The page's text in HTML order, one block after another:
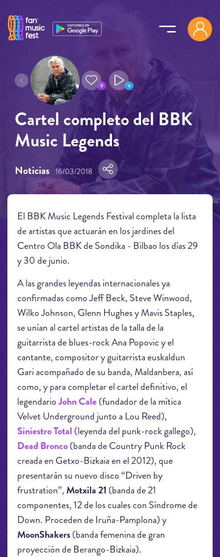
0 6
Noticias 16/03/2018
Cartel completo del BBK
Music Legends
El BBK Music Legends Festival completa la lista
de artistas que actuarán en los jardines del
Centro Ola BBK de Sondika - Bilbao los días 29
y 30 de junio.
A las grandes leyendas internacionales ya
confirmadas como Jeff Beck, Steve Winwood,
Wilko Johnson, Glenn Hughes y Mavis Staples,
se unían al cartel artistas de la talla de la
guitarrista de blues-rock Ana Popovic y el
cantante, compositor y guitarrista euskaldun
Gari acompañado de su banda, Maldanbera, así
como, y para completar el cartel definitivo, el
legendarioJohn Cale(fundador de la mítica
Velvet Underground junto a Lou Reed),
Siniestro Total (leyenda del punk-rock gallego),
Dead Bronco(banda de Country Punk Rock
creada en Getxo-Bizkaia en el 2012), que
presentarán su nuevo disco “Driven by
frustration”, Motxila 21 (banda de 21
componentes, 12 de los cuales con Síndrome de
Down. Proceden de Iruña-Pamplona) y
MoonShakers(banda femenina de gran
proyección de Berango-Bizkaia).